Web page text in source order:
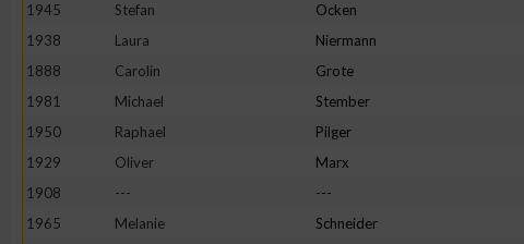
1945
Stefan Ocken
1938
Laura Niermann
1888
Carolin Grote
1981
Michael Stember
1950
Raphael Pilger
1929
Oliver Marx
1908
--- ---
1965
Melanie Schneider
Verwendung genauer Standortdaten
Geräte anhand von aktiv angeforderten Informationen identifizieren
Notwendig